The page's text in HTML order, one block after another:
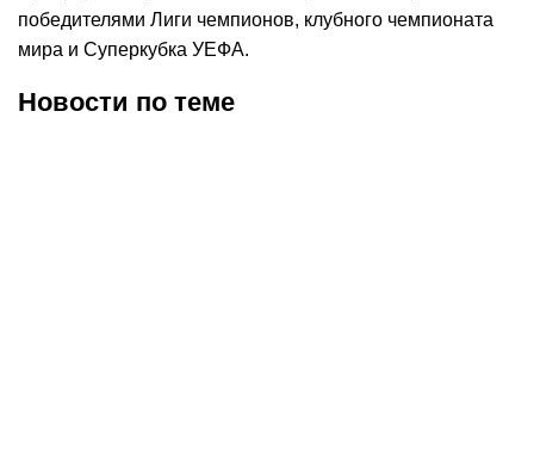
победителями Лиги чемпионов, клубного чемпионата
мира и Суперкубка УЕФА.
Новости по теме